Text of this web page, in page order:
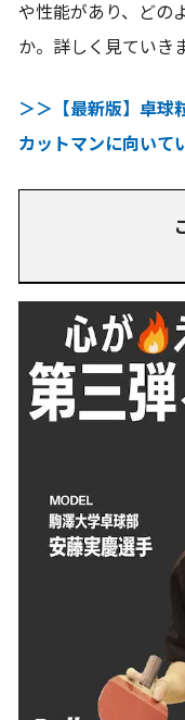
や性能があり、どの
か。詳しく見ていき
＞＞【最新版】卓
カットマンに向いて